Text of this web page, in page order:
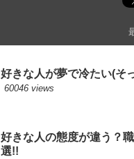
好きな人が夢で冷たい(そ
60046 views
好きな人の態度が違う？
選!!